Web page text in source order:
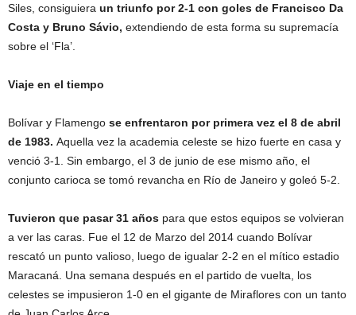
Siles, consiguiera un triunfo por 2-1 con goles de Francisco Da
Costa y Bruno Sávio, extendiendo de esta forma su supremacía
sobre el ‘Fla’.
Viaje en el tiempo
Bolívar y Flamengo se enfrentaron por primera vez el 8 de abril
de 1983. Aquella vez la academia celeste se hizo fuerte en casa y
venció 3-1. Sin embargo, el 3 de junio de ese mismo año, el
conjunto carioca se tomó revancha en Río de Janeiro y goleó 5-2.
Tuvieron que pasar 31 años para que estos equipos se volvieran
a ver las caras. Fue el 12 de Marzo del 2014 cuando Bolívar
rescató un punto valioso, luego de igualar 2-2 en el mítico estadio
Maracaná. Una semana después en el partido de vuelta, los
celestes se impusieron 1-0 en el gigante de Miraflores con un tanto